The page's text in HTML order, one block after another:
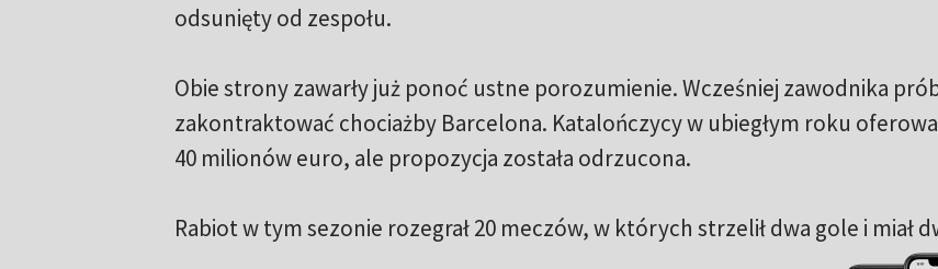
odsunięty od zespołu.
Obie strony zawarły już ponoć ustne porozumienie. Wcześniej zawodnika
zakontraktować chociażby Barcelona. Katalończycy w ubiegłym roku
40 milionów euro, ale propozycja została odrzucona.
Rabiot w tym sezonie rozegrał 20 meczów, w których strzelił dwa gole i miał